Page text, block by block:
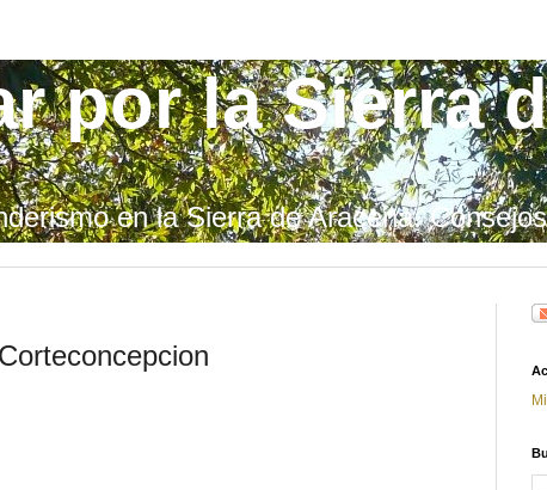
por la Sierra
en la Sierra de Aracena.